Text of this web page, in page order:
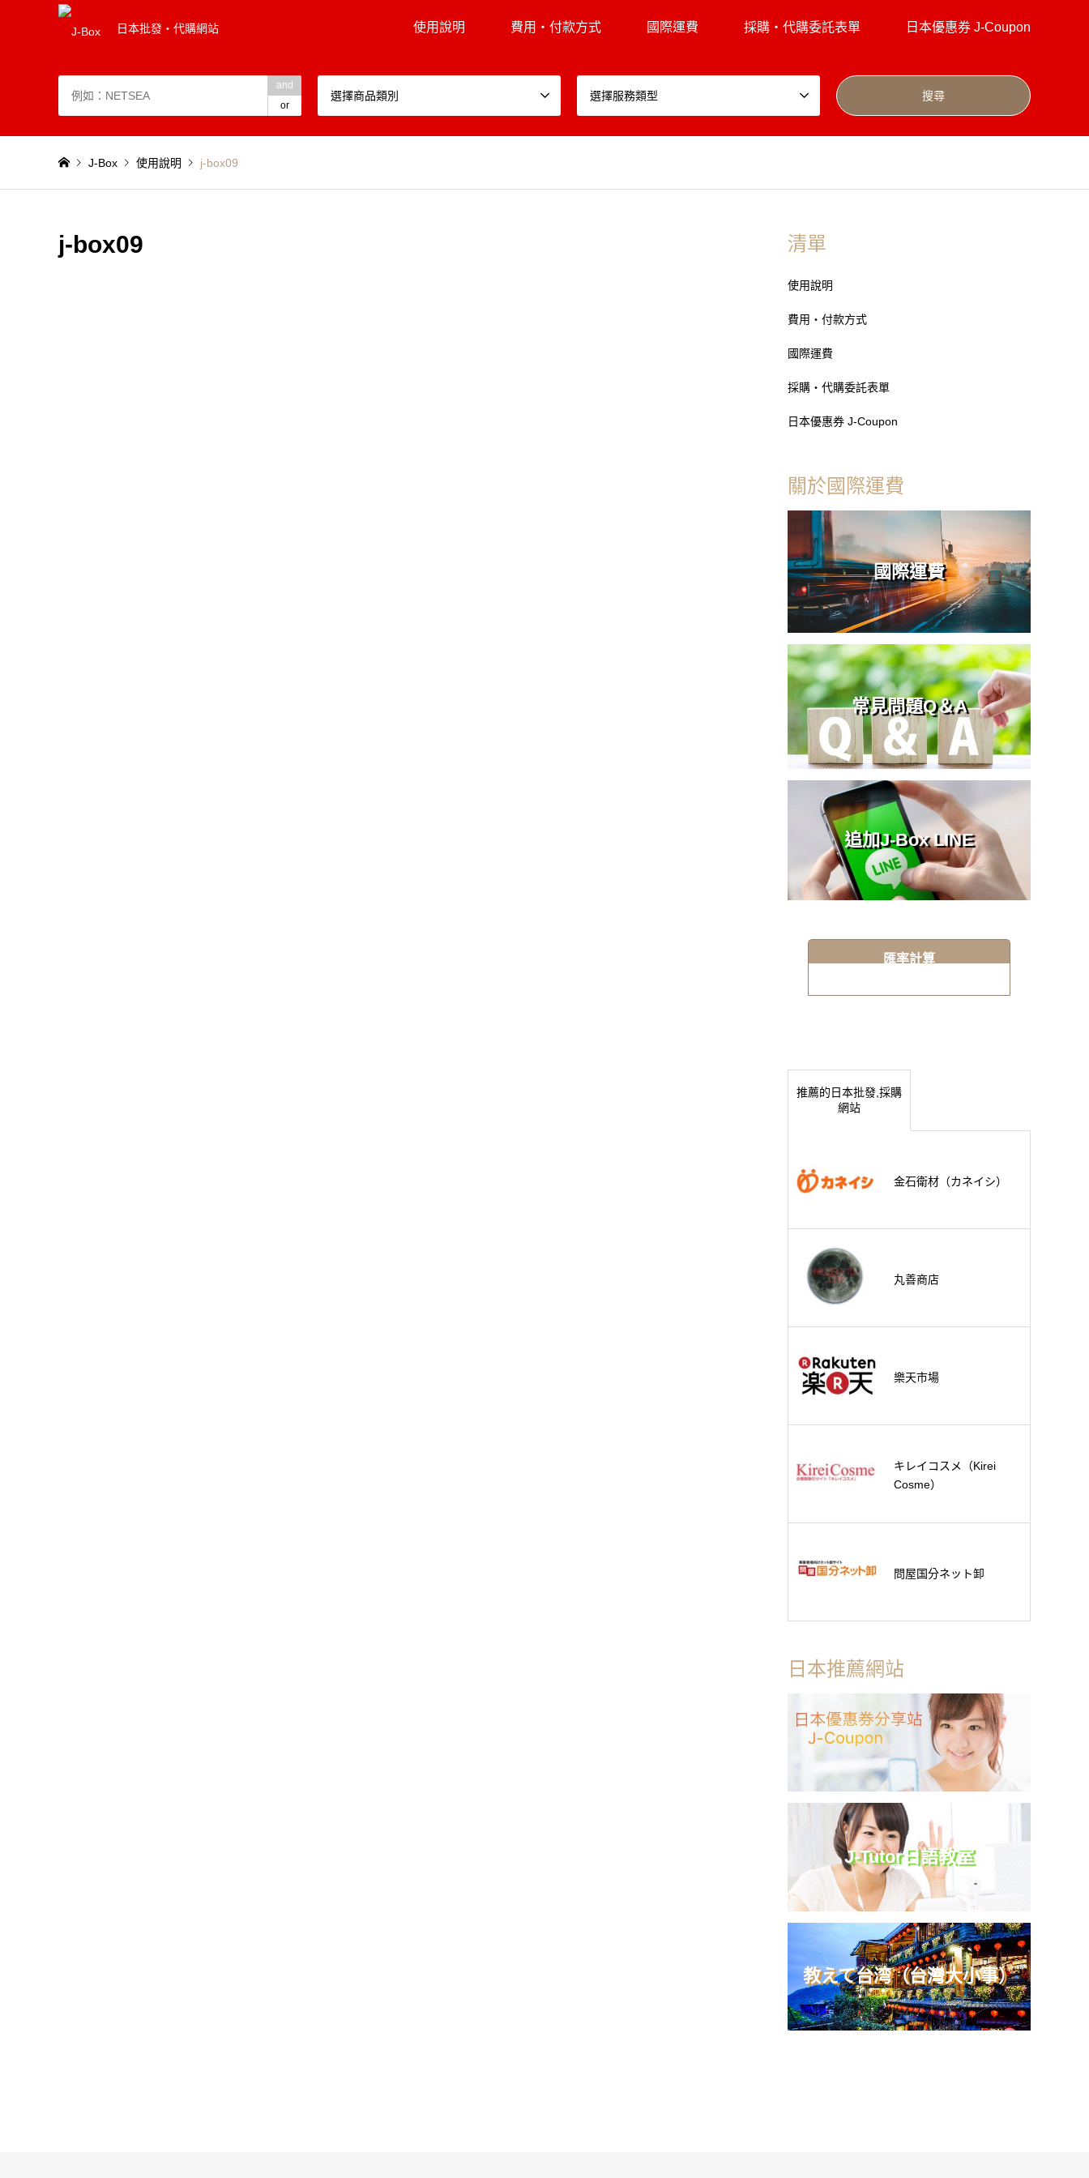
日本批發・代購網站 使用說明 費用・付款方式 國際運費 採購・代購委託表單 日本優惠券 J-Coupon
and
or
選擇商品類別 選擇服務類型
J-Box 使用說明 j-box09
j-box09 清單
使用說明
費用・付款方式
國際運費
採購・代購委託表單
日本優惠券 J-Coupon
關於國際運費
國際運費
常見問題Q＆A
追加J-Box LINE
匯率計算
推薦的日本批發,採購
網站
金石衛材（カネイシ）
丸善商店
樂天市場
キレイコスメ（Kirei
Cosme）
問屋国分ネット卸
日本推薦網站
J-Tutor日語教室
教えて台湾（台灣大小事）